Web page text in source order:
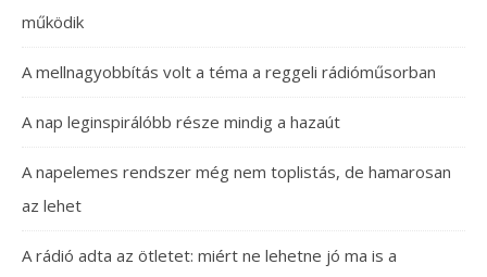
működik
A mellnagyobbítás volt a téma a reggeli rádióműsorban
A nap leginspirálóbb része mindig a hazaút
A napelemes rendszer még nem toplistás, de hamarosan
az lehet
A rádió adta az ötletet: miért ne lehetne jó ma is a